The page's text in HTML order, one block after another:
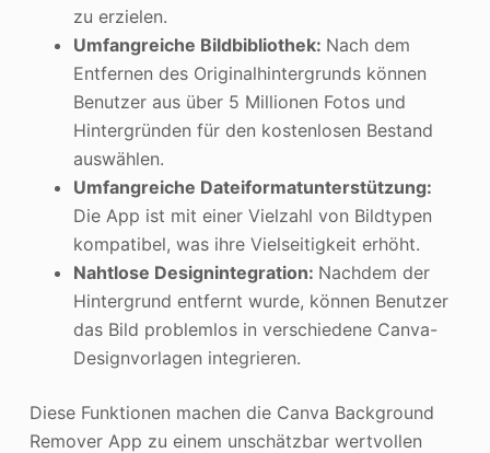
zu erzielen.
Umfangreiche Bildbibliothek: Nach dem
Entfernen des Originalhintergrunds können
Benutzer aus über 5 Millionen Fotos und
Hintergründen für den kostenlosen Bestand
auswählen.
Umfangreiche Dateiformatunterstützung:
Die App ist mit einer Vielzahl von Bildtypen
kompatibel, was ihre Vielseitigkeit erhöht.
Nahtlose Designintegration: Nachdem der
Hintergrund entfernt wurde, können Benutzer
das Bild problemlos in verschiedene Canva-
Designvorlagen integrieren.
Diese Funktionen machen die Canva Background
Remover App zu einem unschätzbar wertvollen